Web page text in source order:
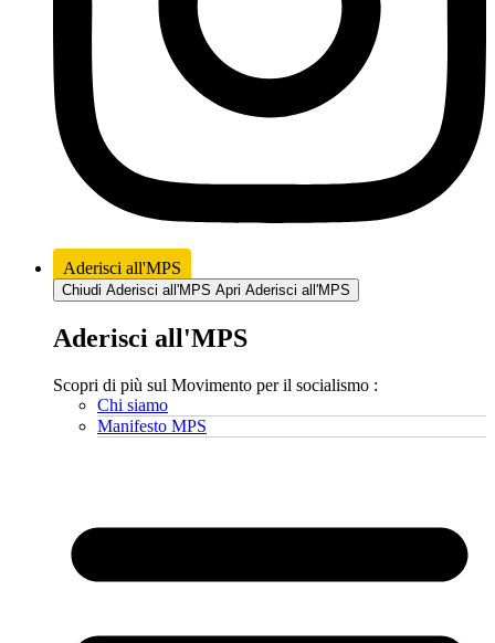
Aderisci all'MPS
Chiudi Aderisci all'MPS Apri Aderisci all'MPS
Aderisci all'MPS
Scopri di più sul Movimento per il socialismo :
Chi siamo
Manifesto MPS